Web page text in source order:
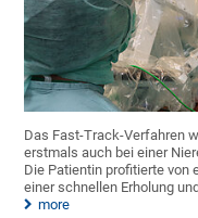
Das Fast-Track-Verfahren
erstmals auch bei einer
Die Patientin profitierte von
einer schnellen Erholung
more